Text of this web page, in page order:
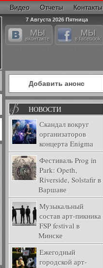
Видео Отчеты Контакты
7 Августа 2026 Пятница
МЫ
вконтакте
МЫ
в facebook
Добавить анонс
НОВОСТИ
Скандал вокруг
организаторов
концерта Enigma
Фестиваль Prog in
Park: Opeth,
Riverside, Solstafir в
Варшаве
Музыкальный
состав арт-пикника
FSP festival в
Минске
Ежегодный
городской арт-